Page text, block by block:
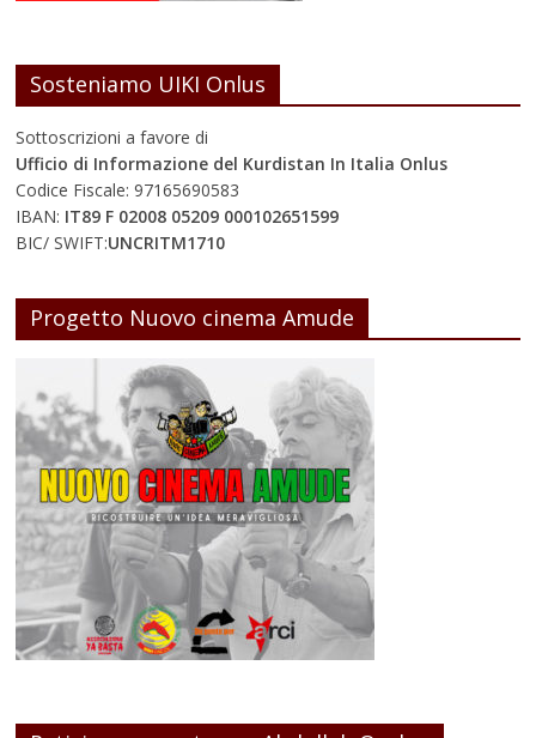
Sosteniamo UIKI Onlus
Sottoscrizioni a favore di
Ufficio di Informazione del Kurdistan In Italia Onlus
Codice Fiscale: 97165690583
IBAN: IT89 F 02008 05209 000102651599
BIC/ SWIFT:UNCRITM1710
Progetto Nuovo cinema Amude